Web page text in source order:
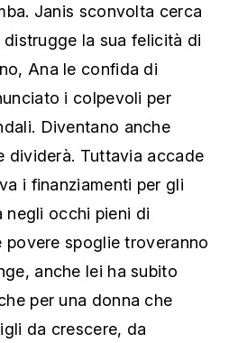
Janis sconvolta cerca
la sua felicità di
Ana le confida di
i colpevoli per
Diventano anche
dividerà. Tuttavia accade
i finanziamenti per gli
occhi pieni di
povere spoglie troveranno
anche lei ha subito
per una donna che
da crescere, da